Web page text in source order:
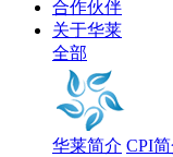
合作伙伴
关于华莱
全部
华莱简介 CPI